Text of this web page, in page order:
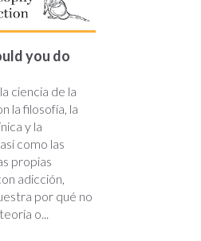
you do
ciencia de la
la filosofía, la
y la
como las
propias
adicción,
por qué no
o...